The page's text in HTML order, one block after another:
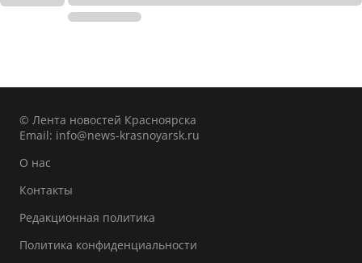
© Лента новостей Красноярска
Email: info@news-krasnoyarsk.ru
О нас
Контакты
Редакционная политика
Политика конфиденциальности